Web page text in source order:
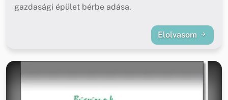
gazdasági épület bérbe adása.
Elolvasom